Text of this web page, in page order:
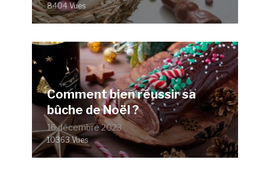
8404 Vues
Comment bien réussir sa
bûche de Noël ?
16 décembre 2023
10363 Vues